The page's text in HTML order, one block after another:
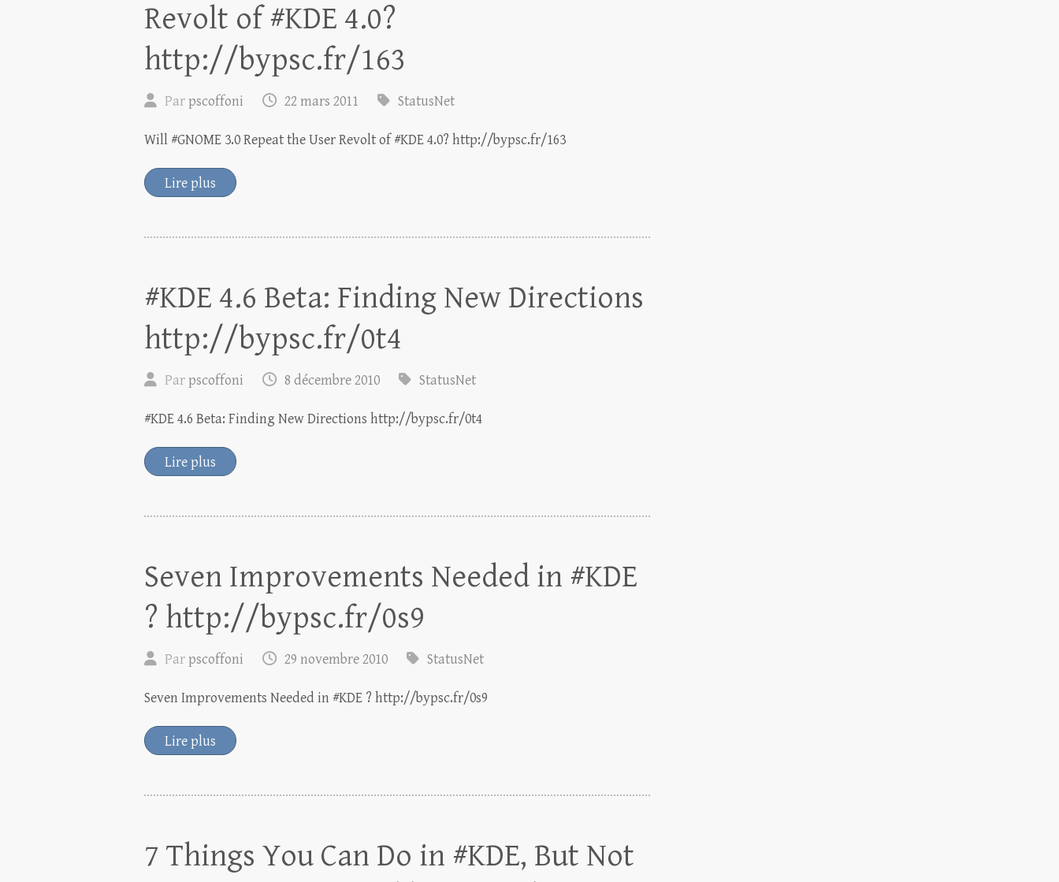
Revolt of #KDE 4.0?
http://bypsc.fr/163
Par pscoffoni 22 mars 2011 StatusNet
Will #GNOME 3.0 Repeat the User Revolt of #KDE 4.0? http://bypsc.fr/163
Lire plus
#KDE 4.6 Beta: Finding New Directions
http://bypsc.fr/0t4
Par pscoffoni 8 décembre 2010 StatusNet
#KDE 4.6 Beta: Finding New Directions http://bypsc.fr/0t4
Lire plus
Seven Improvements Needed in #KDE
? http://bypsc.fr/0s9
Par pscoffoni 29 novembre 2010 StatusNet
Seven Improvements Needed in #KDE ? http://bypsc.fr/0s9
Lire plus
7 Things You Can Do in #KDE, But Not